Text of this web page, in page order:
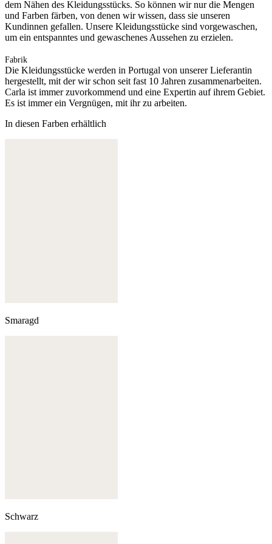
dem Nähen des Kleidungsstücks. So können wir nur die Mengen
und Farben färben, von denen wir wissen, dass sie unseren
Kundinnen gefallen. Unsere Kleidungsstücke sind vorgewaschen,
um ein entspanntes und gewaschenes Aussehen zu erzielen.
Fabrik
Die Kleidungsstücke werden in Portugal von unserer Lieferantin
hergestellt, mit der wir schon seit fast 10 Jahren zusammenarbeiten.
Carla ist immer zuvorkommend und eine Expertin auf ihrem Gebiet.
Es ist immer ein Vergnügen, mit ihr zu arbeiten.
In diesen Farben erhältlich
Smaragd
Schwarz